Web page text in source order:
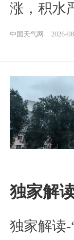
涨，积水
中国天气网 2026-
独家解
独家解读